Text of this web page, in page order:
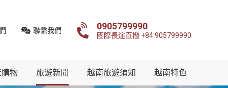
聯繫我們 0905799990
國際長途直撥 +84 905799990
物 旅遊新聞 越南旅遊須知 越南特色